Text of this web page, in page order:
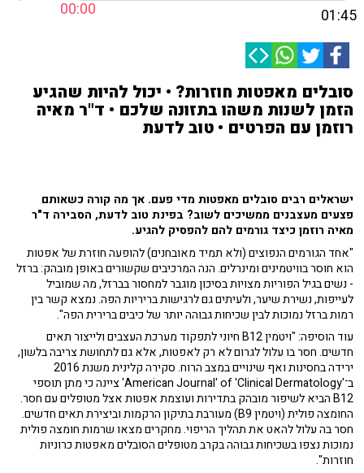
00:00 01:45
סובלים מאפטות חוזרות? • יכול להיות שהגיע
הזמן לשנות משהו בתזונה שלכם • ד"ר מאיה
רוזמן עם הפרטים • טוב לדעת
ישראלים רבים סובלים מאפטות מדי פעם. אך מה קורה כשאותם
פצעים מעצבנים ממשיכים לשוב? בפינת טוב לדעת, הסבירה ד"ר
מאיה רוזמן כיצד גורמים להם להפסיק להגיע.
"אחד הגורמים הנפוצים (ולא תמיד מאובחנים) להופעה חוזרת של אפטות
הוא חוסר בוויטמינים ומינרלים. הנה המרכיבים שקשורים באופן מובהק: ברזל
- נשים בגיל הפוריות מצויות בסיכון מוגבר למחסור בברזל, מה שמוביל
לעייפות, נשירת שיער, ולעיתים גם לרגישות בריריות הפה. נמצא קשר בין
רמות ברזל נמוכות לבין שכיחות גבוהה יותר של כיבים ברירית הפה".
עוד הוסיפה: "ויטמין B12 חיוני לתפקוד מערכת העצבים ולייצור תאים
חדשים. חסר בו עלול לגרום לא רק לאפטות, אלא גם לתחושת צריבה בלשון,
ירידה בחסינות ואף שינויים במצב הרוח. סקירה קלינית משנת 2016
ב־'American Journal' of 'Clinical Dermatology' ציינה כי מתן תוספי
B12 הביא לשיפור מובהק בתדירות ועוצמת אפטות אצל מטופלים עם חסר.
החומצה פולית (ויטמין B9) מעורבת בתיקון הרקמות וביצירת תאים חדשים.
חסר בה עלול להאט את תהליך הריפוי. מחקרים מצאו שרמות חומצה פולית
נמוכות נצפו בשכיחות גבוהה בקרב מטופלים הסובלים מאפטות כרוניות
חוזרות".